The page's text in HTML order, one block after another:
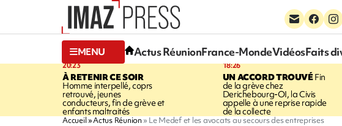
MENU Actus RéunionFrance-MondeVidéosFaits
20:23
À RETENIR CE SOIR
Homme interpellé, coprs
retrouvé, jeunes
conducteurs, fin de grève et
enfants maltraités
18:26
UN ACCORD TROUVÉFin
de la grève chez
Derichebourg-OI, la Civis
appelle à une reprise rapide
de la collecte
Accueil Actus Réunion Le Medef et les avocats au secours des entreprises